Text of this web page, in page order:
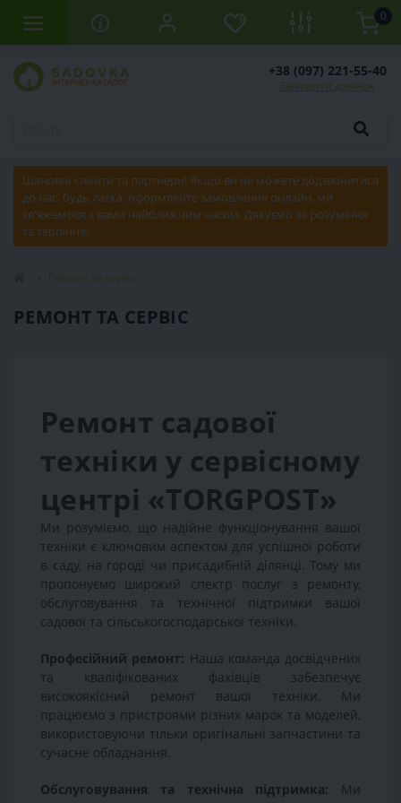
0
+38 (097) 221-55-40
Замовити дзвінок
Шановні клієнти та партнери! Якщо ви не можете додзвонитися
до нас, будь ласка, оформляйте замовлення онлайн, ми
зв'яжемося з вами найближчим часом. Дякуємо за розуміння
та терпіння!
Ремонт та сервіс
РЕМОНТ ТА СЕРВІС
Ремонт садової
техніки у сервісному
центрі «TORGPOST»
Ми розуміємо, що надійне функціонування вашої
техніки є ключовим аспектом для успішної роботи
в саду, на городі чи присадибній ділянці. Тому ми
пропонуємо широкий спектр послуг з ремонту,
обслуговування та технічної підтримки вашої
садової та сільськогосподарської техніки.
Професійний ремонт: Наша команда досвідчених
та кваліфікованих фахівців забезпечує
високоякісний ремонт вашої техніки. Ми
працюємо з пристроями різних марок та моделей,
використовуючи тільки оригінальні запчастини та
сучасне обладнання.
Обслуговування та технічна підтримка: Ми